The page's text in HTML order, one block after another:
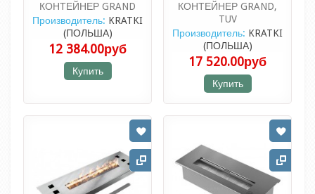
КОНТЕЙНЕР GRAND
Производитель: KRATKI
(ПОЛЬША)
12 384.00руб
Купить
КОНТЕЙНЕР GRAND,
TUV
Производитель: KRATKI
(ПОЛЬША)
17 520.00руб
Купить